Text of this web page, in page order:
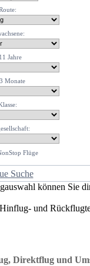
Jahre
Monate
Flüge
Suche
können Sie
und
Direktflug und